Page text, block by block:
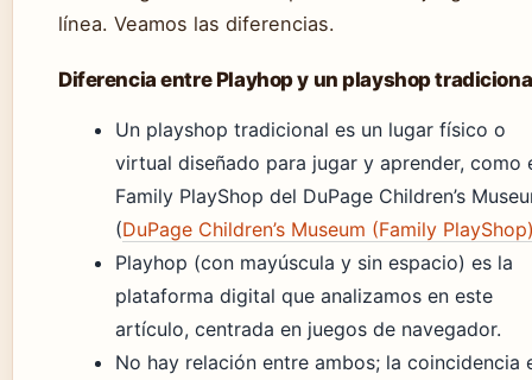
línea. Veamos las diferencias.
Diferencia entre Playhop y un playshop
Un playshop tradicional es un lugar físico o
virtual diseñado para jugar y aprender, como
Family PlayShop del DuPage Children’s
(DuPage Children’s Museum (Family
Playhop (con mayúscula y sin espacio) es la
plataforma digital que analizamos en este
artículo, centrada en juegos de navegador.
No hay relación entre ambos; la coincidencia